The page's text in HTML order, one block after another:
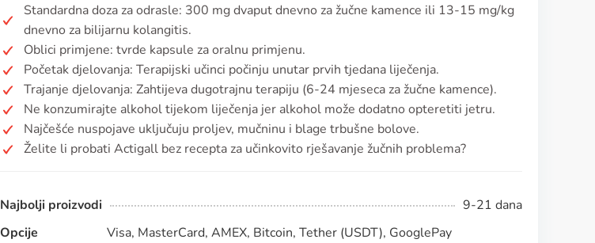
Standardna doza za odrasle: 300 mg dvaput dnevno za žučne kamence ili 13-15 mg/kg
dnevno za bilijarnu kolangitis.
Oblici primjene: tvrde kapsule za oralnu primjenu.
Početak djelovanja: Terapijski učinci počinju unutar prvih tjedana liječenja.
Trajanje djelovanja: Zahtijeva dugotrajnu terapiju (6-24 mjeseca za žučne kamence).
Ne konzumirajte alkohol tijekom liječenja jer alkohol može dodatno opteretiti jetru.
Najčešće nuspojave uključuju proljev, mučninu i blage trbušne bolove.
Želite li probati Actigall bez recepta za učinkovito rješavanje žučnih problema?
Najbolji proizvodi
9-21 dana
Opcije
Visa, MasterCard, AMEX, Bitcoin, Tether (USDT), GooglePay